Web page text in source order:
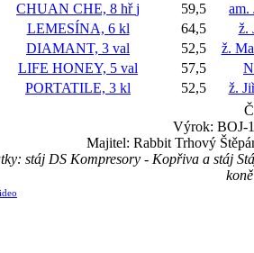
CHUAN CHE, 8 hřj 59,5
am.
LEMESÍNA, 6 kl 64,5
ž.
DIAMANT, 3 val 52,5
ž.
LIFE HONEY, 5 val 57,5
PORTATILE, 3 kl 52,5
ž.
Výrok: BOJ-
Majitel: Rabbit Trhový
stáj DS Kompresory - Kopřiva a stáj